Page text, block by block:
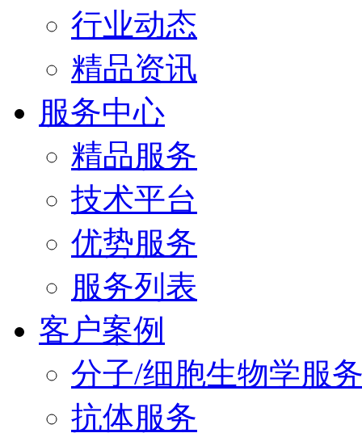
行业动态
精品资讯
服务中心
精品服务
技术平台
优势服务
服务列表
客户案例
分子/细胞生物学服
抗体服务